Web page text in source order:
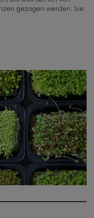
gezogen werden. Sie